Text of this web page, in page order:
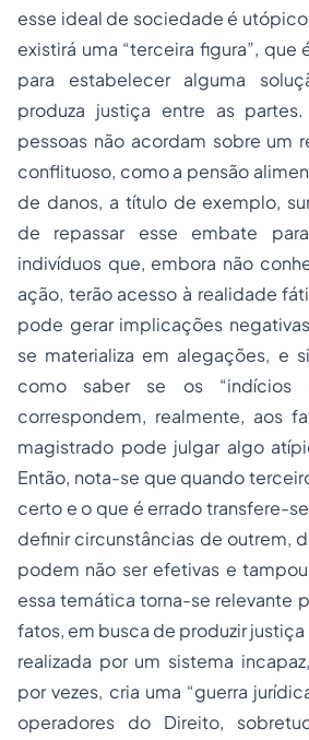
esse ideal de sociedade é
existirá uma “terceira figura”, que
para estabelecer alguma
produza justiça entre as
pessoas não acordam sobre um
conflituoso, como a pensão
de danos, a título de exemplo,
de repassar esse embate
indivíduos que, embora não
ação, terão acesso à realidade
pode gerar implicações
se materializa em alegações, e
como saber se os “indícios
correspondem, realmente, aos
magistrado pode julgar algo
Então, nota-se que quando
certo e o que é errado transfere-
definir circunstâncias de outrem,
podem não ser efetivas e
essa temática torna-se relevante
fatos, em busca de produzir
realizada por um sistema
por vezes, cria uma “guerra
operadores do Direito,